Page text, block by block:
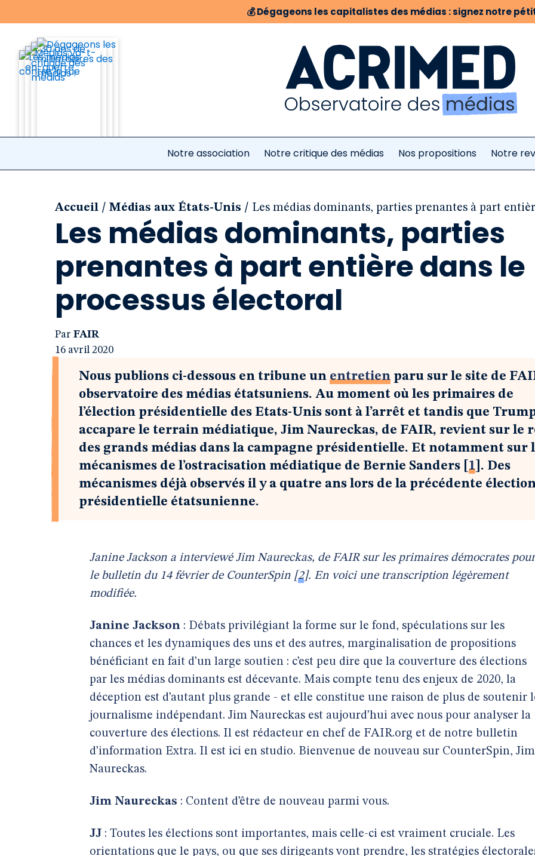
💰Dégageons les capitalistes des médias : signez notre
Notre association Notre critique des médias Nos propositions Notre
Accueil / Médias aux États-Unis / Les médias dominants, parties prenantes à part
Les médias dominants, parties
prenantes à part entière dans le
processus électoral
Par FAIR
16 avril 2020
Nous publions ci-dessous en tribune un entretien paru sur le site de
observatoire des médias étatsuniens. Au moment où les primaires de
l’élection présidentielle des Etats-Unis sont à l’arrêt et tandis que
accapare le terrain médiatique, Jim Naureckas, de FAIR, revient sur le
des grands médias dans la campagne présidentielle. Et notamment sur
mécanismes de l’ostracisation médiatique de Bernie Sanders
1 . Des
mécanismes déjà observés il y a quatre ans lors de la précédente
présidentielle étatsunienne.
Janine Jackson a interviewé Jim Naureckas, de FAIR sur les primaires démocrates pour
le bulletin du 14 février de CounterSpin [2]. En voici une transcription légèrement
modifiée.
Janine Jackson : Débats privilégiant la forme sur le fond, spéculations sur les
chances et les dynamiques des uns et des autres, marginalisation de propositions
bénéficiant en fait d’un large soutien : c’est peu dire que la couverture des élections
par les médias dominants est décevante. Mais compte tenu des enjeux de 2020, la
déception est d’autant plus grande - et elle constitue une raison de plus de soutenir
journalisme indépendant. Jim Naureckas est aujourd’hui avec nous pour analyser la
couverture des élections. Il est rédacteur en chef de FAIR.org et de notre bulletin
d’information Extra. Il est ici en studio. Bienvenue de nouveau sur CounterSpin, Jim
Naureckas.
Jim Naureckas : Content d’être de nouveau parmi vous.
JJ : Toutes les élections sont importantes, mais celle-ci est vraiment cruciale. Les
orientations que le pays, ou que ses dirigeants vont prendre, les stratégies